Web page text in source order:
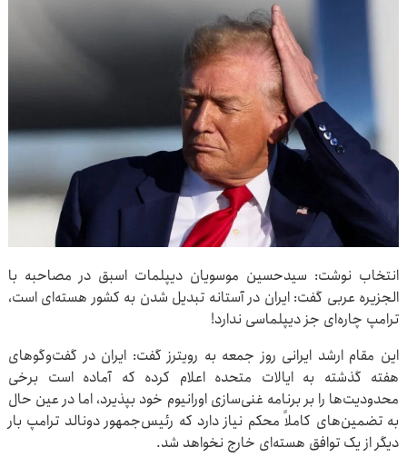
انتخاب نوشت: سیدحسین موسویان دیپلمات اسبق در مصاحبه با
الجزیره عربی گفت: ایران در آستانه تبدیل شدن به کشور هسته‌ای است،
ترامپ چاره‌ای جز دیپلماسی ندارد!
این مقام ارشد ایرانی روز جمعه به رویترز گفت: ایران در گفت‌وگوهای
هفته گذشته به ایالات متحده اعلام کرده که آماده است برخی
محدودیت‌ها را بر برنامه غنی‌سازی اورانیوم خود بپذیرد، اما در عین حال
به تضمین‌های کاملاً محکم نیاز دارد که رئیس‌جمهور دونالد ترامپ بار
دیگر از یک توافق هسته‌ای خارج نخواهد شد.